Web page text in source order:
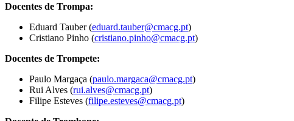
Docentes de Trompa:
Eduard Tauber (eduard.tauber@cmacg.pt)
Cristiano Pinho (cristiano.pinho@cmacg.pt)
Docentes de Trompete:
Paulo Margaça (paulo.margaca@cmacg.pt)
Rui Alves (rui.alves@cmacg.pt)
Filipe Esteves (filipe.esteves@cmacg.pt)